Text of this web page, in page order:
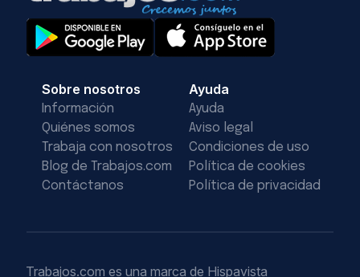
Sobre nosotros
Información
Quiénes somos
Trabaja con nosotros
Blog de Trabajos.com
Contáctanos
Ayuda
Ayuda
Aviso legal
Condiciones de uso
Política de cookies
Política de privacidad
Trabajos.com es una marca de Hispavista